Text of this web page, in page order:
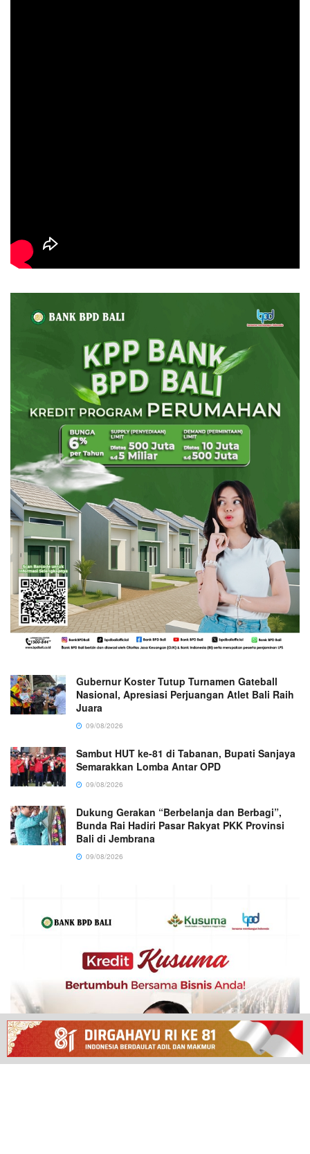
Gubernur Koster Tutup Turnamen Gateball
Nasional, Apresiasi Perjuangan Atlet Bali Raih
Juara
09/08/2026
Sambut HUT ke-81 di Tabanan, Bupati Sanjaya
Semarakkan Lomba Antar OPD
09/08/2026
Dukung Gerakan “Berbelanja dan Berbagi”,
Bunda Rai Hadiri Pasar Rakyat PKK Provinsi
Bali di Jembrana
09/08/2026